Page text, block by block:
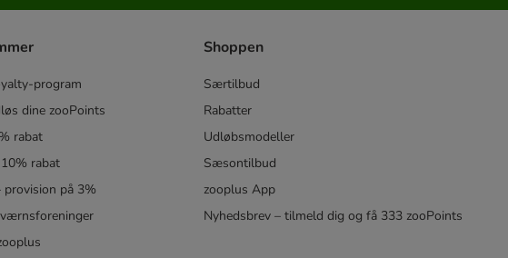
program
dine zooPoints
rabat
rabat
på 3%
Shoppen
Særtilbud
Rabatter
Udløbsmodeller
Sæsontilbud
zooplus App
Nyhedsbrev – tilmeld dig og få 333 zooPoints